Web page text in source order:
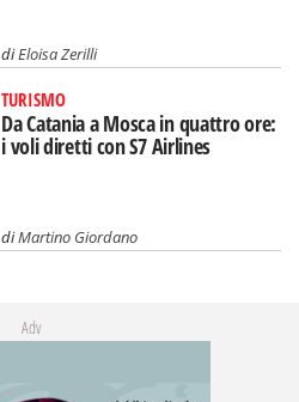
diEloisa Zerilli
TURISMO
Da Catania a Mosca in quattro ore:
i voli diretti con S7 Airlines
diMartino Giordano
Adv